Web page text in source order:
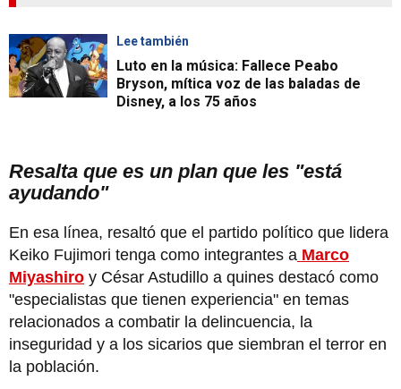
Lee también
Luto en la música: Fallece Peabo
Bryson, mítica voz de las baladas de
Disney, a los 75 años
Resalta que es un plan que les "está
ayudando"
En esa línea, resaltó que el partido político que lidera
Keiko Fujimori tenga como integrantes a Marco
Miyashiro y César Astudillo a quines destacó como
"especialistas que tienen experiencia" en temas
relacionados a combatir la delincuencia, la
inseguridad y a los sicarios que siembran el terror en
la población.